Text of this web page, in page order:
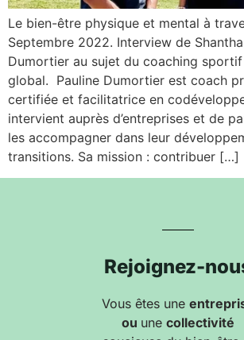
Le bien-être physique et mental à
Septembre 2022. Interview de
Dumortier au sujet du coaching
global. Pauline Dumortier est coach
certifiée et facilitatrice en
intervient auprès d’entreprises et de
les accompagner dans leur
transitions. Sa mission : contribuer […]
Rejoignez-
Vous êtes une
ou une collectivité